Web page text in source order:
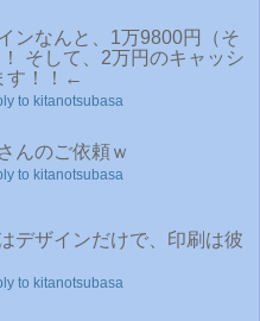
ンなんと、1万9800円（そ
そして、2万円のキャッシ
す！！←
to kitanotsubasa
んのご依頼ｗ
to kitanotsubasa
デザインだけで、印刷は彼
to kitanotsubasa